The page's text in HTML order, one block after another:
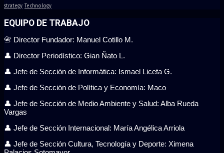
strategy Technology
EQUIPO DE TRABAJO
📇 Director Fundador: Manuel Cotillo M.
👤 Director Periodístico: Gian Ñato L.
👤 Jefe de Sección de Informática: Ismael Liceta G.
👤 Jefe de Sección de Política y Economía: Maco
👤 Jefe de Sección de Medio Ambiente y Salud: Alba Rueda
Vargas
👤 Jefe de Sección Internacional: María Angélica Arriola
👤 Jefe de Sección Cultura, Tecnología y Deporte: Ximena